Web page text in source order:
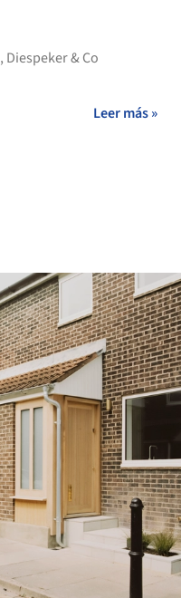
, Diespeker & Co
Leer más »